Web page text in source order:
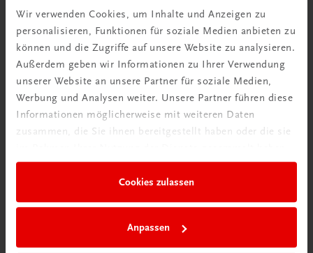
Wir verwenden Cookies, um Inhalte und Anzeigen zu
personalisieren, Funktionen für soziale Medien anbieten zu
können und die Zugriffe auf unsere Website zu analysieren.
Außerdem geben wir Informationen zu Ihrer Verwendung
unserer Website an unsere Partner für soziale Medien,
Werbung und Analysen weiter. Unsere Partner führen diese
Informationen möglicherweise mit weiteren Daten
zusammen, die Sie ihnen bereitgestellt haben oder die sie
Cookies zulassen
Anpassen
75 Mitarbeiterinnen und Mitarbeitern, die eines verbindet:
Begeisterung für unsere Produkte.
mehr erfahren
TRAUNER Verlag + Buchservice GmbH
Köglstraße 14 | 4020 Linz
buchservice@trauner.at
WhatsApp:+43 664 88 58 69 41